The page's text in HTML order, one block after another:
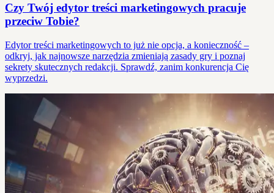
Czy Twój edytor treści marketingowych pracuje
przeciw Tobie?
Edytor treści marketingowych to już nie opcja, a konieczność –
odkryj, jak najnowsze narzędzia zmieniają zasady gry i poznaj
sekrety skutecznych redakcji. Sprawdź, zanim konkurencja Cię
wyprzedzi.